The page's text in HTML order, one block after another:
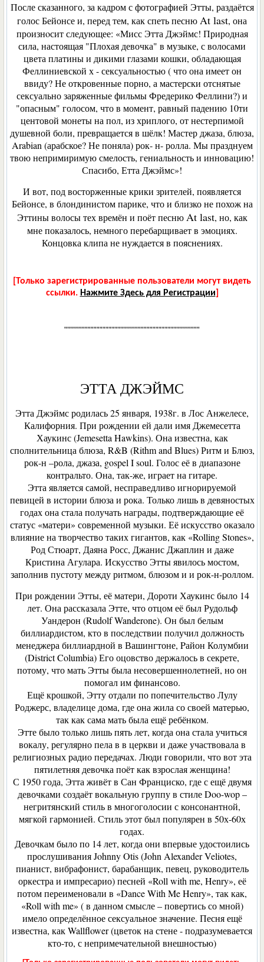
После сказанного, за кадром с фотографией Этты, раздаётся
голос Бейонсе и, перед тем, как спеть песнюAt last, она
произнoсит следующее: «Мисс Этта Джэймс! Природная
сила, настоящая "Плохая девочка" в музыке, с волосами
цвета платины и дикими глазами кошки, обладающая
Феллиниевской х - сексуальностью ( что она имеет он
ввиду? Не откровенные порно, а мастерски отснятые
сексуально заряженные фильмы Фредерико Феллини?) и
"опасным" голосом, что в момент, равный падению 10ти
центовой монеты на пол, из хриплого, от нестерпимой
душевной боли, превращается в шёлк! Мастер джаза, блюза,
Arabian (арабское? Не поняла) рок- н- ролла. Мы празднуем
твою непримиримую смелость, гениальность и инновацию!
Спасибо, Етта Джэймс»!
И вот, под восторженные крики зрителей, появляется
Бейонсе, в блондинистом парике, что и близко не похож на
Эттины волосы тех времён и поёт песнюAt last, но, как
мне показалось, немного перебарщивает в эмоциях.
Концовка клипа не нуждается в пояснениях.
[Только зарегистрированные пользователи могут видеть
ссылки. Нажмите Здесь для Регистрации
""""""""""""""""""""""""""""""""""""""""""""""
ЭТТА ДЖЭЙМС
Этта Джэймс родилась 25 января, 1938г. в Лос Анжелесе,
Калифорния. При рождении ей дали имя Джемесетта
Хаукинс (Jemesetta Hawkins). Она известна, как
сполнительница блюза, R&B (Rithm and Blues) Ритм и Блюз,
рок-н –рола, джаза, gospel I soul. Голос её в диапазоне
контральто. Она, так-же, играет на гитаре.
Этта является самой, несправедливо игнорируемой
певицей в истории блюза и рока. Только лишь в девяностых
годах она стала получать награды, подтверждающие её
статус «матери» современной музыки. Её искусство оказало
влияние на творчество таких гигантов, как «Rolling Stones»,
Род Стюарт, Даяна Росс, Джанис Джаплин и даже
Кристина Агулара. Искусство Этты явилось мостом,
заполнив пустоту между ритмом, блюзом и и рок-н-роллом.
При рождении Этты, её матери, Дороти Хаукинс было 14
лет. Она рассказала Этте, что отцом её был Рудольф
Уандерон (Rudolf Wanderone). Он был белым
биллиардистом, кто в последствии получил должность
менеджера биллиардной в Вашингтоне, Pайон Колумбии
(District Columbia) Его оцовство держалось в секрете,
потому, что мать Этты была несовершеннолетней, но он
помогал им финансово.
Ещё крошкой, Этту отдали по попечительство Лулу
Роджерс, владелице дома, где она жила со своей матерью,
так как сама мать была ещё ребёнком.
Этте было только лишь пять лет, когда она стала учиться
вокалу, регулярно пела в в церкви и даже участвовала в
религиозных радио передачах. Люди говорили, что вот эта
пятилетняя девочка поёт как взрослая женщина!
С 1950 года, Этта живёт в Сан Франциско, где с ещё двумя
девочками создаёт вокальную группу в стиле Doo-wop –
негритянский стиль в многоголосии с консонантной,
мягкой гармонией. Стиль этот был популярен в 50х-60х
годах.
Девочкам было по 14 лет, когда они впервые удостоились
прослушивания Johnny Otis (John Alexander Veliotes,
пианист, вибрафонист, барабанщик, певец, руководитель
оркестра и импресарио) песней «Roll with me, Henry», её
потом переименовали в «Dance With Me Henry», так как,
«Roll with me» ( в данном смысле – повертись со мной)
имело определённое сексуальное значение. Песня ещё
известна, как Wallflower (цветок на стене - подразумевается
кто-то, с непримечательной внешностью)